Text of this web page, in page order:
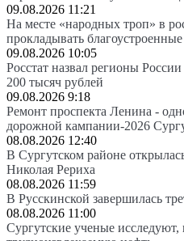
09.08.2026 11:21
На месте «народных троп» в
прокладывать
09.08.2026 10:05
Росстат назвал регионы
200 тысяч рублей
09.08.2026 9:18
Ремонт проспекта Ленина -
дорожной кампании-2026
08.08.2026 12:40
В Сургутском районе
Николая Рериха
08.08.2026 11:59
В Русскинской завершилась
08.08.2026 11:00
Сургутские ученые исследуют,